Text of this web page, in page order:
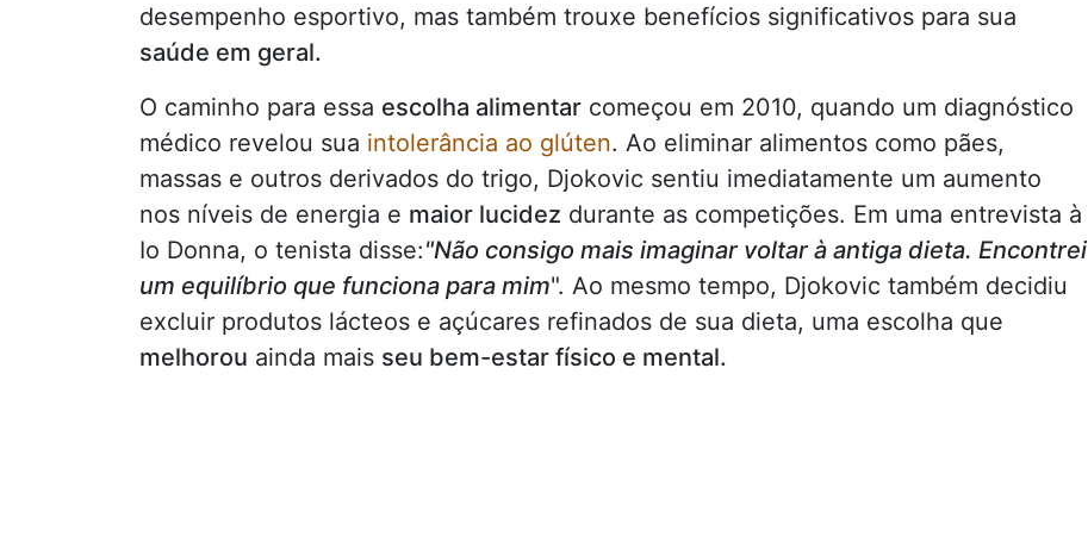
desempenho esportivo, mas também trouxe benefícios significativos para sua
saúde em geral.
O caminho para essa escolha alimentar começou em 2010, quando um diagnóstico
médico revelou sua intolerância ao glúten. Ao eliminar alimentos como pães,
massas e outros derivados do trigo, Djokovic sentiu imediatamente um aumento
nos níveis de energia e maior lucidez durante as competições. Em uma entrevista à
Io Donna, o tenista disse:"Não consigo mais imaginar voltar à antiga dieta. Encontrei
um equilíbrio que funciona para mim". Ao mesmo tempo, Djokovic também decidiu
excluir produtos lácteos e açúcares refinados de sua dieta, uma escolha que
melhorou ainda mais seu bem-estar físico e mental.